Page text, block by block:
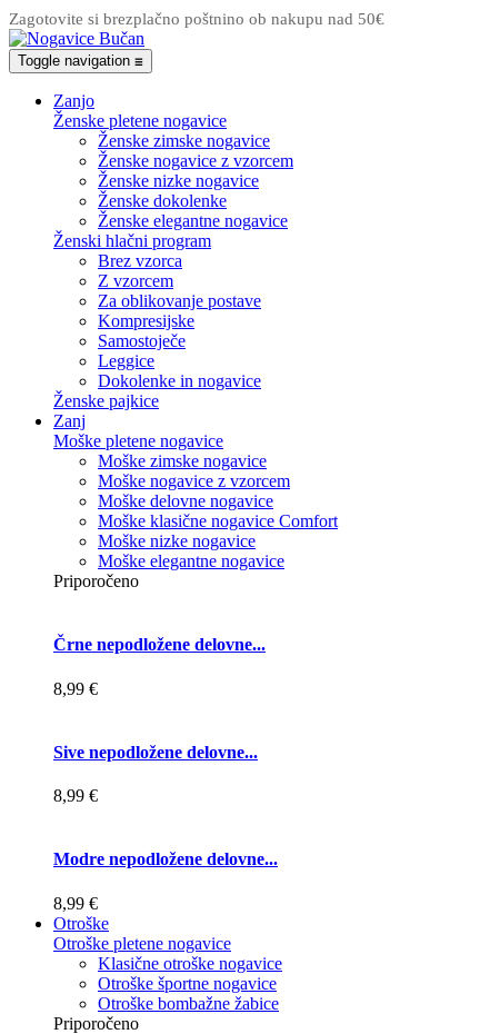
Zagotovite si brezplačno poštnino ob nakupu nad 50€
Toggle navigation ☰
Zanjo
Ženske pletene nogavice
Ženske zimske nogavice
Ženske nogavice z vzorcem
Ženske nizke nogavice
Ženske dokolenke
Ženske elegantne nogavice
Ženski hlačni program
Brez vzorca
Z vzorcem
Za oblikovanje postave
Kompresijske
Samostoječe
Leggice
Dokolenke in nogavice
Ženske pajkice
Zanj
Moške pletene nogavice
Moške zimske nogavice
Moške nogavice z vzorcem
Moške delovne nogavice
Moške klasične nogavice Comfort
Moške nizke nogavice
Moške elegantne nogavice
Priporočeno
Črne nepodložene delovne...
8,99 €
Sive nepodložene delovne...
8,99 €
Modre nepodložene delovne...
8,99 €
Otroške
Otroške pletene nogavice
Klasične otroške nogavice
Otroške športne nogavice
Otroške bombažne žabice
Priporočeno